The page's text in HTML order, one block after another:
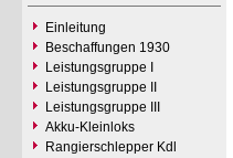
Einleitung
Beschaffungen 1930
Leistungsgruppe I
Leistungsgruppe II
Leistungsgruppe III
Akku-Kleinloks
Rangierschlepper Kdl